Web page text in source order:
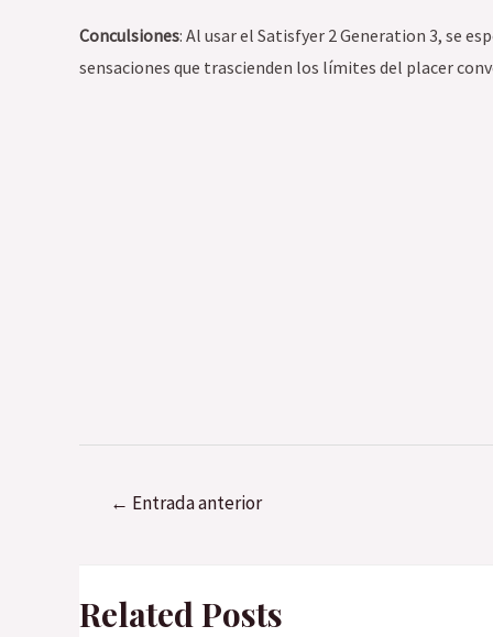
Conculsiones: Al usar el Satisfyer 2 Generation 3, se
sensaciones que trascienden los límites del placer
Navegación
← Entrada anterior
Related Posts